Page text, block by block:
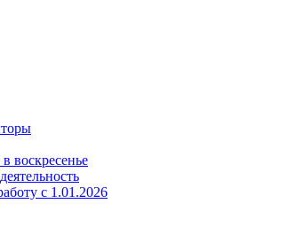
воскресенье
с 1.01.2026